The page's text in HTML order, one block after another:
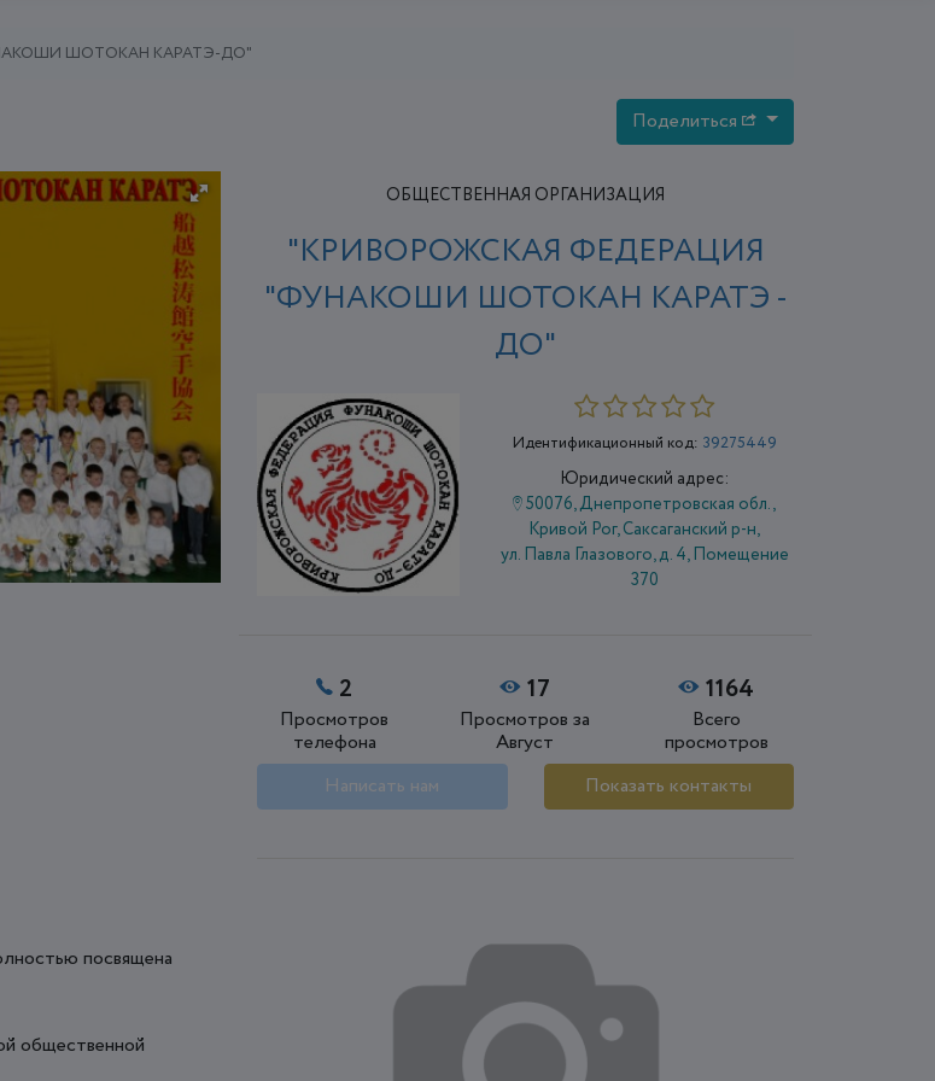
ШОТОКАН КАРАТЭ-ДО"
Поделиться
ОБЩЕСТВЕННАЯ ОРГАНИЗАЦИЯ
"КРИВОРОЖСКАЯ ФЕДЕРАЦИЯ
"ФУНАКОШИ ШОТОКАН КАРАТЭ -
ДО"
Идентификационный код: 39275449
Юридический адрес:
50076, Днепропетровская обл.,
Кривой Рог, Саксаганский р-н,
ул. Павла Глазового, д. 4, Помещение
370
2
Просмотров
телефона
17
Просмотров за
Август
1164
Всего
просмотров
Написать нам
Показать контакты
посвящена
общественной